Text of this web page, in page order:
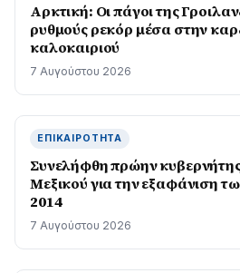
Αρκτική: Οι πάγοι της
ρυθμούς ρεκόρ μέσα στην
καλοκαιριού
7 Αυγούστου 2026
ΕΠΙΚΑΙΡΌΤΗΤΑ
Συνελήφθη πρώην κυβερνήτης
Μεξικού για την εξαφάνιση
2014
7 Αυγούστου 2026